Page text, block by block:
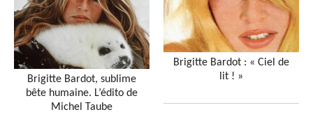
Brigitte Bardot, sublime
bête humaine. L’édito de
Michel Taube
Brigitte Bardot : « Ciel de
lit ! »